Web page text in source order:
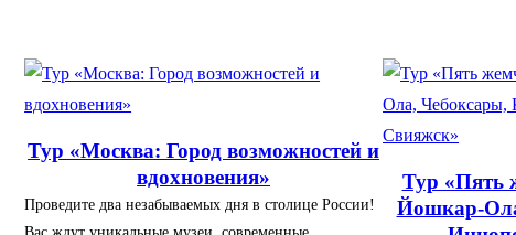
Тур «Москва: Город возможностей и
вдохновения»
Проведите два незабываемых дня в столице России!
Тур «Пять
Йошкар-